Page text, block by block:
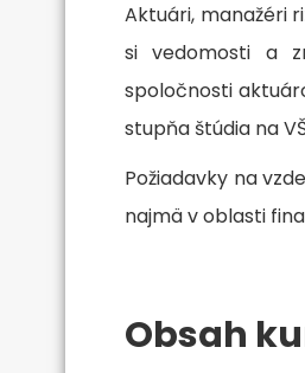
Aktuári, manažéri
si vedomosti a
spoločnosti
stupňa štúdia na
Požiadavky na
najmä v oblasti
Obsah